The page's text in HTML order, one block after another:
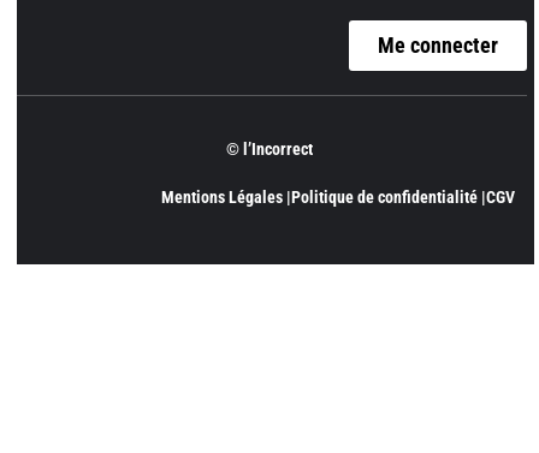
Me connecter
© l’Incorrect
Mentions Légales |Politique de confidentialité |CGV